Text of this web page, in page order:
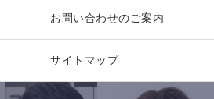
お問い合わせのご案内
サイトマップ